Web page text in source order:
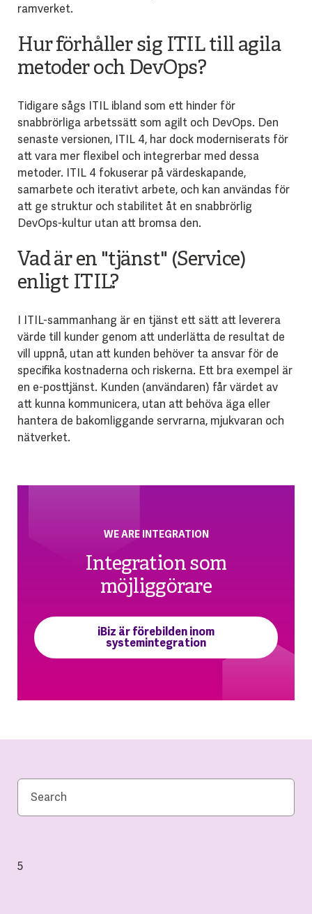
ramverket.
Hur förhåller sig ITIL till agila
metoder och DevOps?
Tidigare sågs ITIL ibland som ett hinder för
snabbrörliga arbetssätt som agilt och DevOps. Den
senaste versionen, ITIL 4, har dock moderniserats för
att vara mer flexibel och integrerbar med dessa
metoder. ITIL 4 fokuserar på värdeskapande,
samarbete och iterativt arbete, och kan användas för
att ge struktur och stabilitet åt en snabbrörlig
DevOps-kultur utan att bromsa den.
Vad är en "tjänst" (Service)
enligt ITIL?
I ITIL-sammanhang är en tjänst ett sätt att leverera
värde till kunder genom att underlätta de resultat de
vill uppnå, utan att kunden behöver ta ansvar för de
specifika kostnaderna och riskerna. Ett bra exempel är
en e-posttjänst. Kunden (användaren) får värdet av
att kunna kommunicera, utan att behöva äga eller
hantera de bakomliggande servrarna, mjukvaran och
nätverket.
WE ARE INTEGRATION
Integration som
möjliggörare
iBiz är förebilden inom
systemintegration
5